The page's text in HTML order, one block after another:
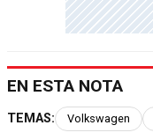
EN ESTA NOTA
TEMAS: Volkswagen